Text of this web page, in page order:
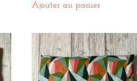
Ajouter au panier